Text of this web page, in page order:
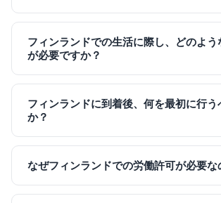
フィンランドでの生活に際し、どのよう
が必要ですか？
フィンランドに到着後、何を最初に行う
か？
なぜフィンランドでの労働許可が必要な